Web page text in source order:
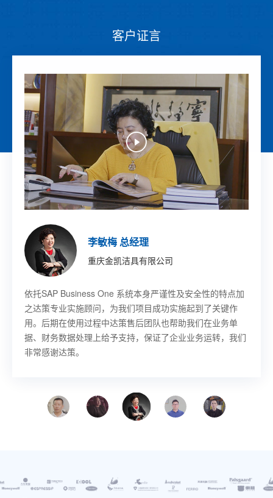
客户证言
印琼玲 董事长
新阳硅密(上海)半导体技术有限公司
SAP Business One作为成熟的ERP平台，其先进的功能开
发做到了同产业成长‘与时俱进’。达策团队专业、敬业，和
公司的配合非常顺畅；他们帮忙定制、实施的系统上线时间
很短，且运行非常成功；公司管理层对此给予真心的肯定。
施允盛 副总裁
艾尔发智能科技股份有限公司
基于SAP Business One，从订单、单证、寻单等需求都能
快速传递到各个部门，无论是售前、售中还是售后环节，客
户的需求始终获得第一时间的关注和解决。
王珏 董事长秘书
乐鑫信息科技(上海)股份有限公司
SAP Business One 帮助乐鑫提升工作效率，感谢上海达策
公司为我们成功实施项目，我们也希望同上海达策公司在未
来的信息化建设中有更深一步的合作。
董宇 技术部部长
哈尔滨固泰电子有限责任公司
SAP Business One 项目解决物流库位管理、先进先出等需
求，并且能对物料进行批次管理，做到质量批次追踪。
胡其鸣 CEO
北京卢米埃时代院线有限公司
SAP Business One 帮助卢米埃影业提升了工作效率以及整
体市场竞争力，并最终为影迷带来更好的视听和服务享受
李敏梅 总经理
重庆金凯洁具有限公司
依托SAP Business One 系统本身严谨性及安全性的特点加
之达策专业实施顾问，为我们项目成功实施起到了关键作
用。后期在使用过程中达策售后团队也帮助我们在业务单
据、财务数据处理上给予支持，保证了企业业务运转，我们
非常感谢达策。
章吉龙 总经理
宁波赛龙进出口有限公司
SAP 上线以后对我们采购，发生了翻天覆地的变化，提高了
采购的工作效率，我非常满意。总的来说，过程是痛苦的，
结果是幸福的。
徐佳伟 副总裁
意欧斯智能科技股份有限公司
SAP Business One 解决方案的生产制造管理功能极大地满
足了意欧斯生产制造的管理变革需求，提高了业务流程的执
行效率及管理能力。与上海达策的合作让我们受益匪浅，使
意欧斯走上管理提升的快速发展之路。